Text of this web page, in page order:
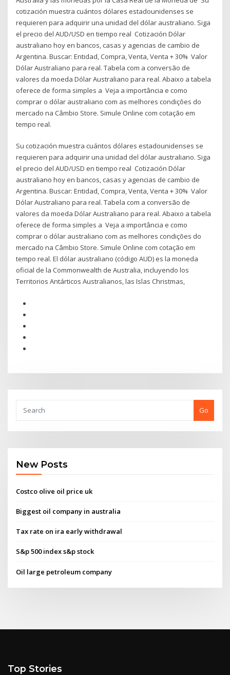
cotización muestra cuántos dólares estadounidenses se
requieren para adquirir una unidad del dólar australiano. Siga
el precio del AUD/USD en tiempo real Cotización Dólar
australiano hoy en bancos, casas y agencias de cambio de
Argentina. Buscar: Entidad, Compra, Venta, Venta + 30% Valor
Dólar Australiano para real. Tabela com a conversão de
valores da moeda Dólar Australiano para real. Abaixo a tabela
oferece de forma simples a Veja a importância e como
comprar o dólar australiano com as melhores condições do
mercado na Câmbio Store. Simule Online com cotação em
tempo real.
Su cotización muestra cuántos dólares estadounidenses se
requieren para adquirir una unidad del dólar australiano. Siga
el precio del AUD/USD en tiempo real Cotización Dólar
australiano hoy en bancos, casas y agencias de cambio de
Argentina. Buscar: Entidad, Compra, Venta, Venta + 30% Valor
Dólar Australiano para real. Tabela com a conversão de
valores da moeda Dólar Australiano para real. Abaixo a tabela
oferece de forma simples a Veja a importância e como
comprar o dólar australiano com as melhores condições do
mercado na Câmbio Store. Simule Online com cotação em
tempo real. El dólar australiano (código AUD) es la moneda
oficial de la Commonwealth de Australia, incluyendo los
Territorios Antárticos Australianos, las Islas Christmas,
Go
New Posts
Costco olive oil price uk
Biggest oil company in australia
Tax rate on ira early withdrawal
S&p 500 index s&p stock
Oil large petroleum company
Top Stories